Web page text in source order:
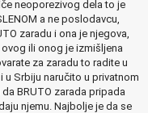
neoporezivog dela to je
a ne poslodavcu,
zaradu i ona je njegova,
ili onog je izmišljena
za zaradu to radite u
u Srbiju naručito u privatnom
BRUTO zarada pripada
njemu. Najbolje je da se